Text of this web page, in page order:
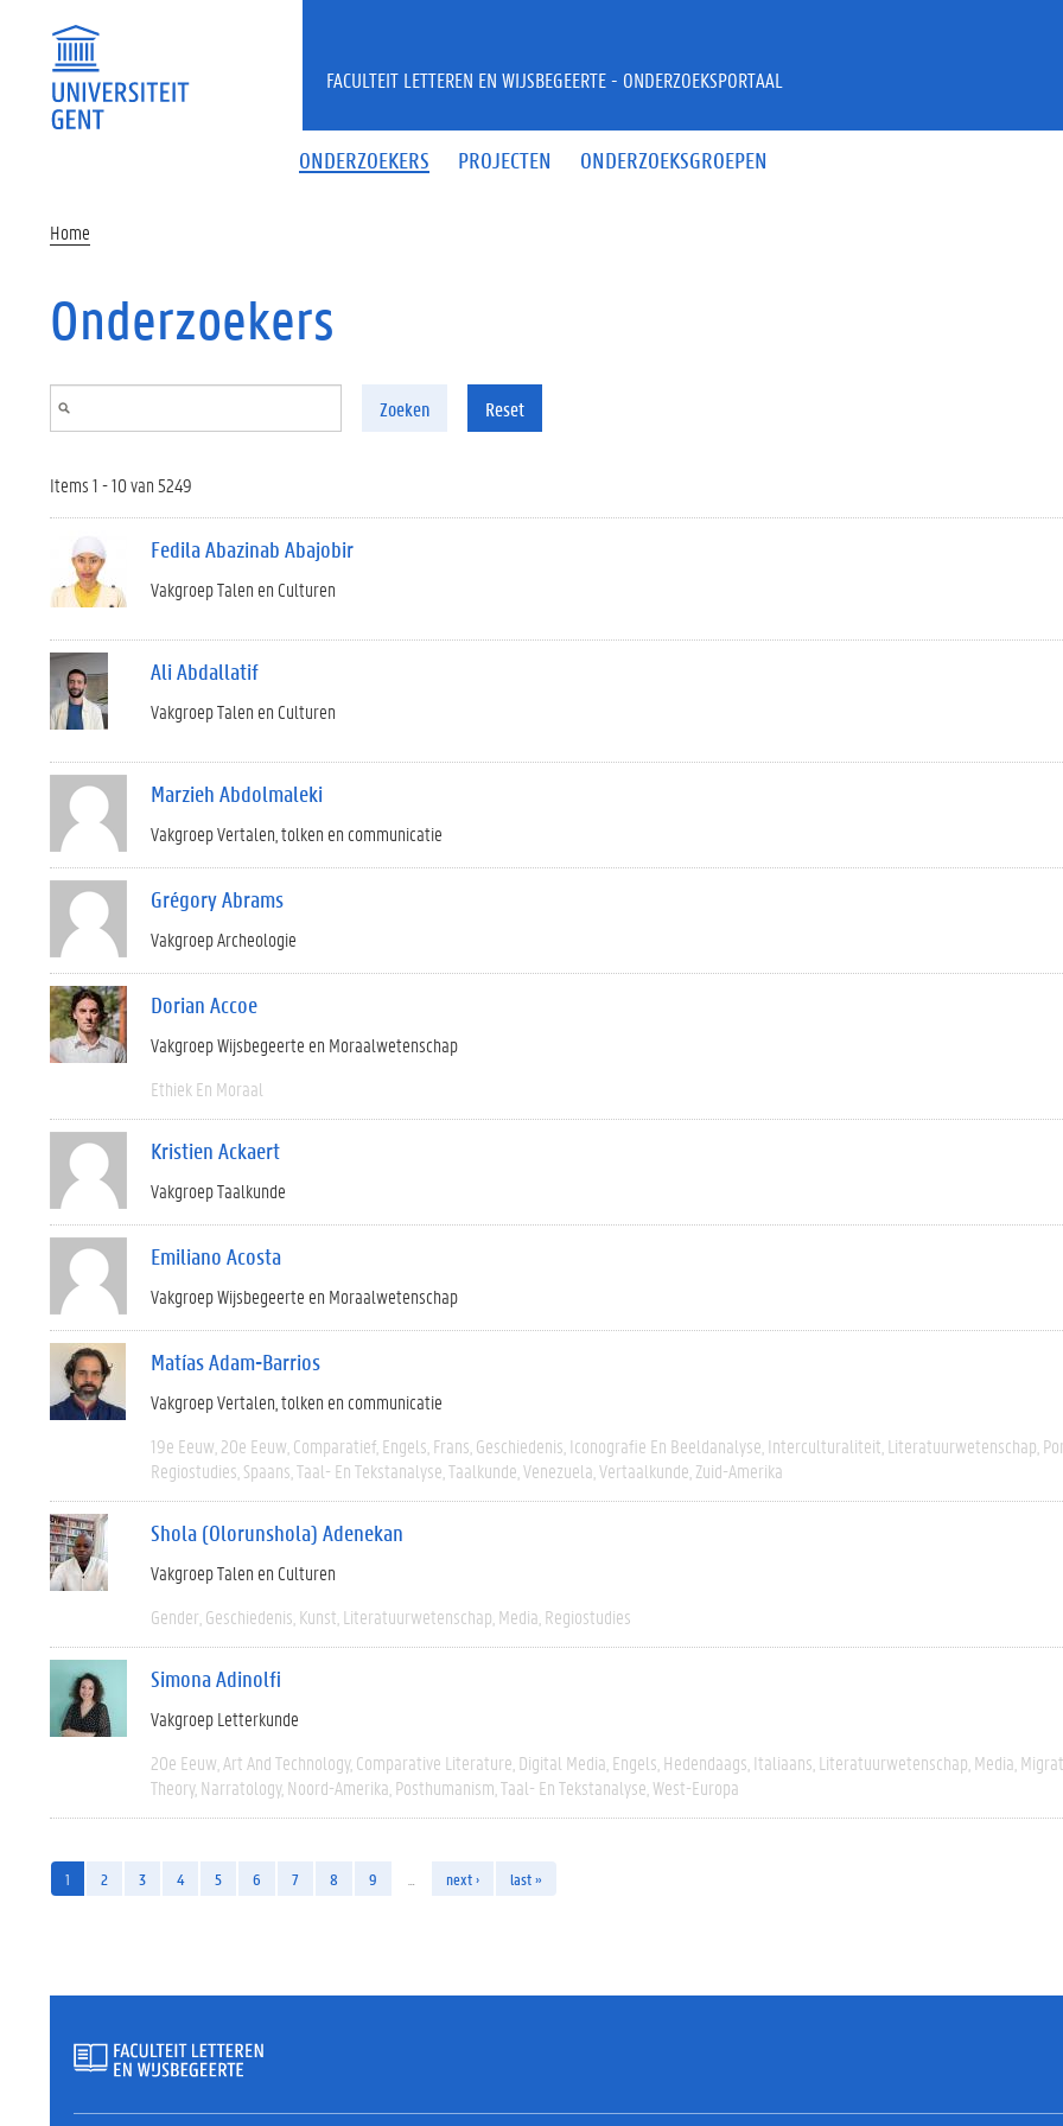
ONDERZOEKERS PROJECTEN ONDERZOEKSGROEPEN
FACULTEIT LETTEREN EN WIJSBEGEERTE - ONDERZOEKSPORTAAL
Home
Onderzoekers
Zoeken Reset
Items 1 - 10 van 5249
Fedila Abazinab Abajobir
Vakgroep Talen en Culturen
Ali Abdallatif
Vakgroep Talen en Culturen
Marzieh Abdolmaleki
Vakgroep Vertalen, tolken en communicatie
Grégory Abrams
Vakgroep Archeologie
Dorian Accoe
Vakgroep Wijsbegeerte en Moraalwetenschap
Ethiek En Moraal
Kristien Ackaert
Vakgroep Taalkunde
Emiliano Acosta
Vakgroep Wijsbegeerte en Moraalwetenschap
Matías Adam-Barrios
Vakgroep Vertalen, tolken en communicatie
19e Eeuw 20e Eeuw Comparatief Engels Frans Geschiedenis Iconografie En Beeldanalyse Interculturaliteit Literatuurwetenschap
Regiostudies Spaans Taal- En Tekstanalyse Taalkunde Venezuela Vertaalkunde Zuid-Amerika
Shola (Olorunshola) Adenekan
Vakgroep Talen en Culturen
Gender Geschiedenis Kunst Literatuurwetenschap Media Regiostudies
Simona Adinolfi
Vakgroep Letterkunde
20e Eeuw Art And Technology Comparative Literature Digital Media Engels Hedendaags Italiaans Literatuurwetenschap Media
Theory Narratology Noord-Amerika Posthumanism Taal- En Tekstanalyse West-Europa
1 2 3 4 5 6 7 8 9 next › last »